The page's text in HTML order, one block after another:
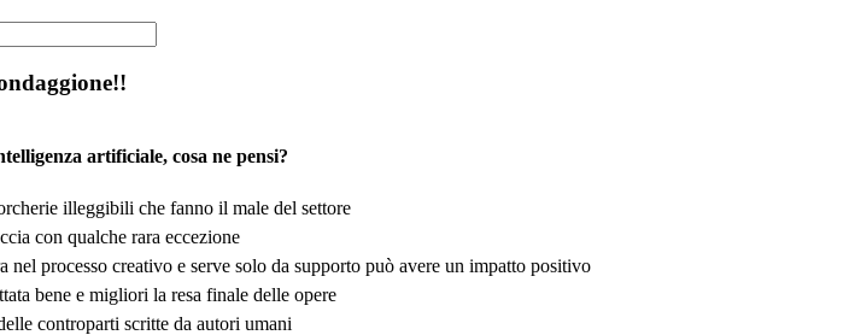
artificiale, cosa ne pensi?
illeggibili che fanno il male del settore
con qualche rara eccezione
processo creativo e serve solo da supporto può avere un impatto positivo
bene e migliori la resa finale delle opere
controparti scritte da autori umani